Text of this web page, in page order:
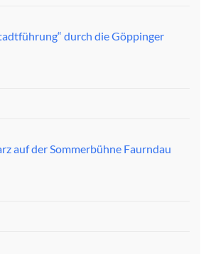
durch die Göppinger
auf der Sommerbühne Faurndau